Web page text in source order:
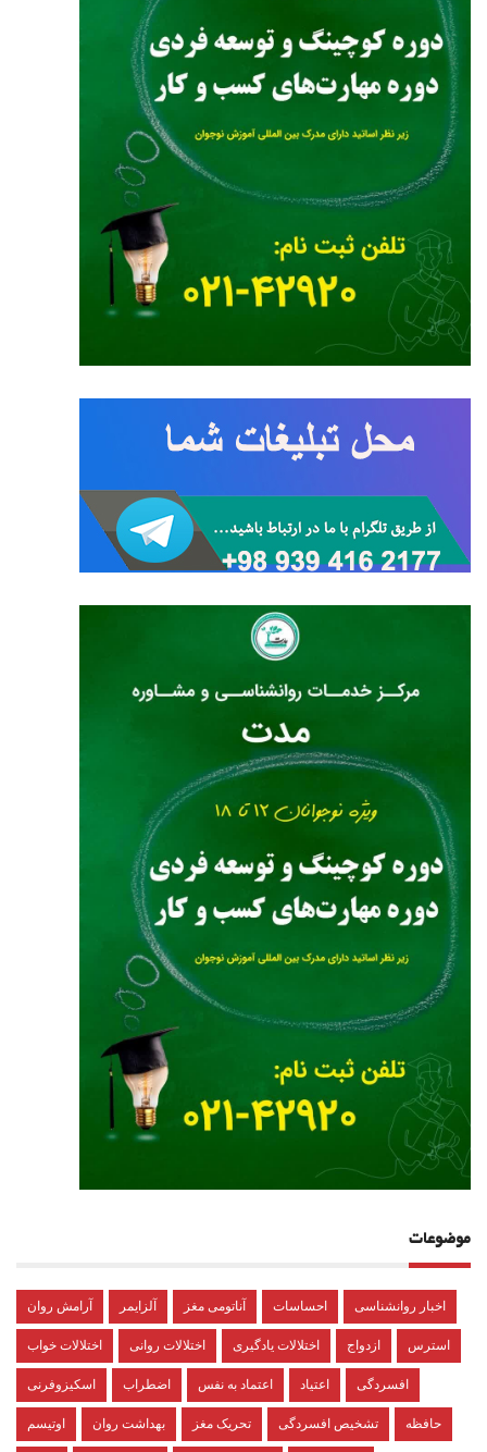
موضوعات
آرامش روان آلزایمر آناتومی مغز احساسات اخبار روانشناسی
اختلالات خواب اختلالات روانی اختلالات یادگیری ازدواج استرس
اسکیزوفرنی اضطراب اعتماد به نفس اعتیاد افسردگی
اوتیسم بهداشت روان تحریک مغز تشخیص افسردگی حافظه